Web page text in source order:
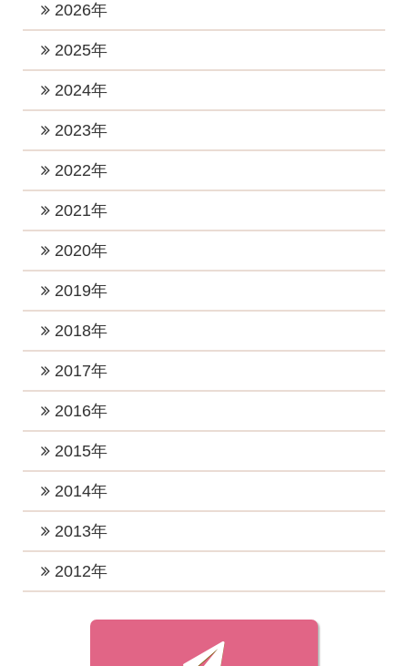
2026年
2026年7月 (1)
2026年5月 (1)
2026年4月 (1)
2026年3月 (1)
2026年2月 (1)
2025年
2025年11月 (1)
2025年9月 (1)
2025年8月 (1)
2025年6月 (2)
2025年5月 (1)
2025年2月 (2)
2025年1月 (2)
2024年
2024年12月 (2)
2024年10月 (1)
2024年9月 (2)
2024年8月 (1)
2024年6月 (3)
2024年4月 (2)
2024年3月 (2)
2024年2月 (1)
2023年
2023年12月 (1)
2023年8月 (2)
2023年7月 (2)
2023年5月 (1)
2023年4月 (2)
2023年2月 (2)
2023年1月 (5)
2022年
2022年12月 (1)
2022年10月 (1)
2022年8月 (1)
2022年7月 (4)
2022年6月 (1)
2022年4月 (1)
2022年3月 (1)
2022年2月 (2)
2022年1月 (2)
2021年
2021年11月 (4)
2021年8月 (2)
2021年7月 (1)
2021年6月 (4)
2021年5月 (1)
2021年2月 (2)
2021年1月 (3)
2020年
2020年12月 (2)
2020年10月 (2)
2020年8月 (3)
2020年7月 (2)
2020年5月 (2)
2020年3月 (4)
2020年2月 (1)
2020年1月 (4)
2019年
2019年12月 (2)
2019年10月 (3)
2019年7月 (3)
2019年5月 (1)
2019年4月 (2)
2019年2月 (4)
2019年1月 (3)
2018年
2018年12月 (2)
2018年10月 (1)
2018年8月 (3)
2018年7月 (1)
2018年6月 (2)
2018年4月 (2)
2018年3月 (3)
2017年
2017年12月 (3)
2017年10月 (4)
2017年9月 (4)
2017年8月 (3)
2017年7月 (6)
2017年5月 (6)
2016年
2016年12月 (4)
2016年10月 (4)
2016年9月 (3)
2016年8月 (3)
2015年
2015年12月 (2)
2015年10月 (1)
2015年9月 (1)
2014年
2014年12月 (2)
2014年4月 (1)
2014年3月 (2)
2013年
2013年11月 (1)
2012年